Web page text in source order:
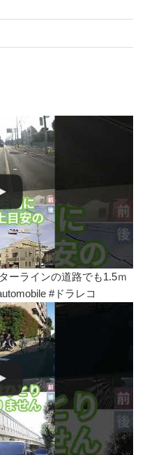
ーラインの道路でも1.5ｍ
#ドラレコ